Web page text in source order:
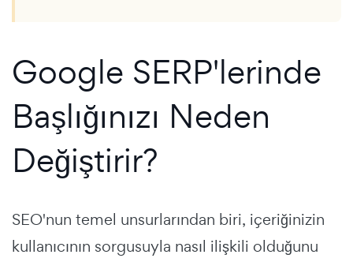
Google SERP'lerinde
Başlığınızı Neden
Değiştirir?
SEO'nun temel unsurlarından biri, içeriğinizin
kullanıcının sorgusuyla nasıl ilişkili olduğunu